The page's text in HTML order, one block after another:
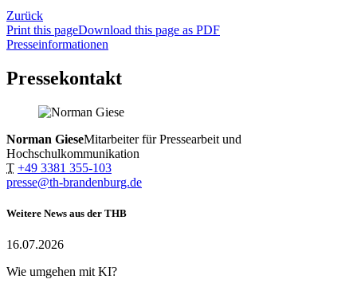
Zurück
Print this pageDownload this page as PDF
Presseinformationen
Pressekontakt
Norman GieseMitarbeiter für Pressearbeit und
Hochschulkommunikation
T +49 3381 355-103
presse@th-brandenburg.de
Weitere News aus der THB
16.07.2026
Wie umgehen mit KI?